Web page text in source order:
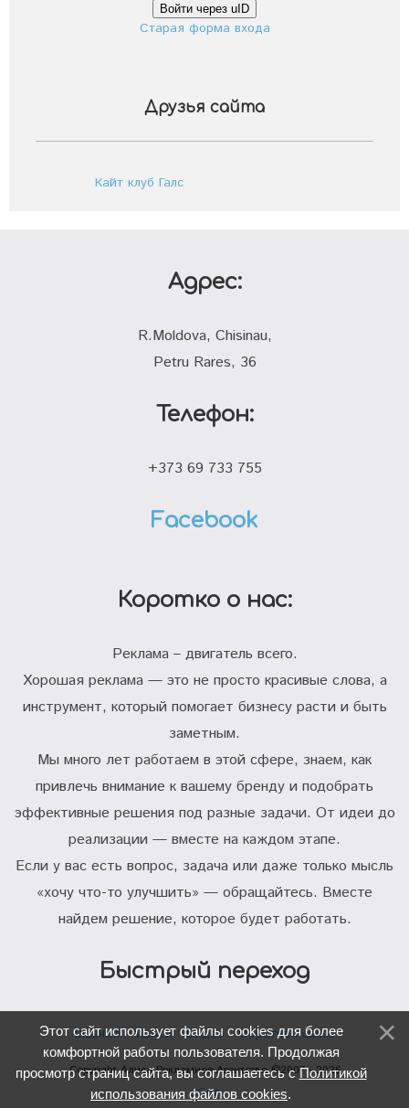
Войти через uID
Старая форма входа
Друзья сайта
Кайт клуб Галс
Коротко о нас:
Реклама – двигатель всего.
Хорошая реклама — это не просто красивые слова, а
инструмент, который помогает бизнесу расти и быть
заметным.
Мы много лет работаем в этой сфере, знаем, как
привлечь внимание к вашему бренду и подобрать
эффективные решения под разные задачи. От идеи до
реализации — вместе на каждом этапе.
Если у вас есть вопрос, задача или даже только мысль
«хочу что-то улучшить» — обращайтесь. Вместе
найдем решение, которое будет работать.
Быстрый переход
Главная Услуги Видео Обратная связь
Copyright Алиса Рекламное Агентство ©2007 - 2026
uCoz
Адрес:
R.Moldova, Chisinau,
Petru Rares, 36
Телефон:
+373 69 733 755
Facebook
Этот сайт использует файлы cookies для более
комфортной работы пользователя. Продолжая
просмотр страниц сайта, вы соглашаетесь сПолитикой
использования файлов cookies.